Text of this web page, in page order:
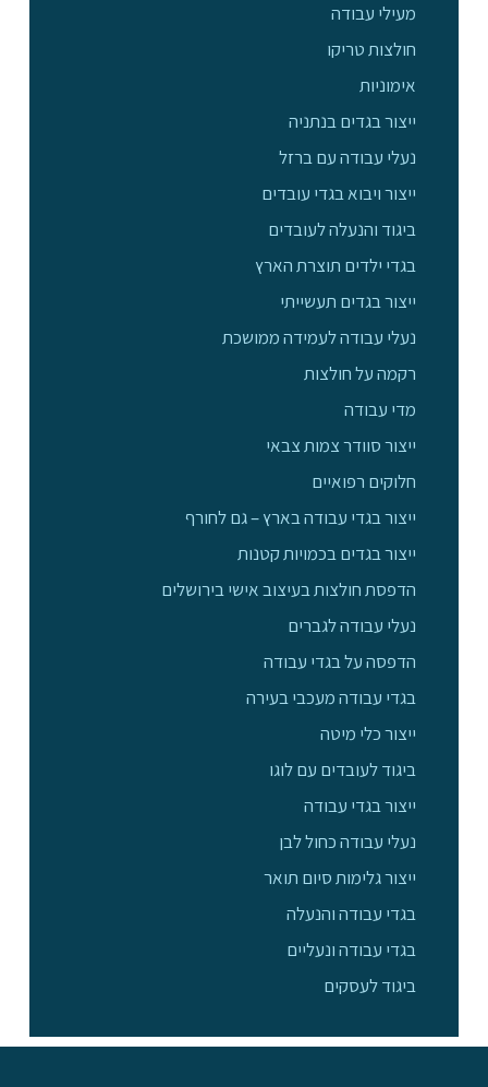
מעילי עבודה
חולצות טריקו
אימוניות
ייצור בגדים בנתניה
נעלי עבודה עם ברזל
ייצור ויבוא בגדי עובדים
ביגוד והנעלה לעובדים
בגדי ילדים תוצרת הארץ
ייצור בגדים תעשייתי
נעלי עבודה לעמידה ממושכת
רקמה על חולצות
מדי עבודה
ייצור סוודר צמות צבאי
חלוקים רפואיים
ייצור בגדי עבודה בארץ – גם לחורף
ייצור בגדים בכמויות קטנות
הדפסת חולצות בעיצוב אישי בירושלים
נעלי עבודה לגברים
הדפסה על בגדי עבודה
בגדי עבודה מעכבי בעירה
ייצור כלי מיטה
ביגוד לעובדים עם לוגו
ייצור בגדי עבודה
נעלי עבודה כחול לבן
ייצור גלימות סיום תואר
בגדי עבודה והנעלה
בגדי עבודה ונעליים
ביגוד לעסקים